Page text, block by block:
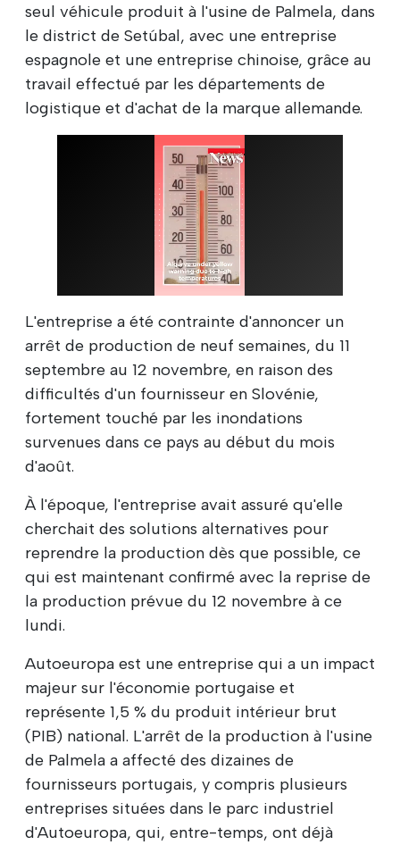
seul véhicule produit à l'usine de Palmela, dans
le district de Setúbal, avec une entreprise
espagnole et une entreprise chinoise, grâce au
travail effectué par les départements de
logistique et d'achat de la marque allemande.
L'entreprise a été contrainte d'annoncer un
arrêt de production de neuf semaines, du 11
septembre au 12 novembre, en raison des
difficultés d'un fournisseur en Slovénie,
fortement touché par les inondations
survenues dans ce pays au début du mois
d'août.
À l'époque, l'entreprise avait assuré qu'elle
cherchait des solutions alternatives pour
reprendre la production dès que possible, ce
qui est maintenant confirmé avec la reprise de
la production prévue du 12 novembre à ce
lundi.
Autoeuropa est une entreprise qui a un impact
majeur sur l'économie portugaise et
représente 1,5 % du produit intérieur brut
(PIB) national. L'arrêt de la production à l'usine
de Palmela a affecté des dizaines de
fournisseurs portugais, y compris plusieurs
entreprises situées dans le parc industriel
d'Autoeuropa, qui, entre-temps, ont déjà